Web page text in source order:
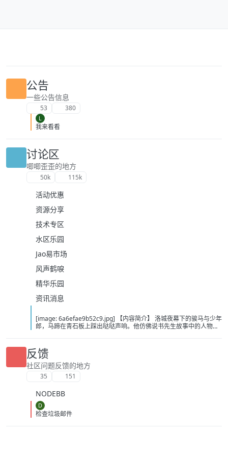
公告
一些公告信息
53 380
L
我来看看
讨论区
唧唧歪歪的地方
50k 115k
活动优惠
资源分享
技术专区
水区乐园
Jao易市场
风声鹤唳
精华乐园
资讯消息
[image: 6a6efae9b52c9.jpg] 【内容简介】 洛城夜幕下的骏马与少年
郎，马蹄在青石板上踩出哒哒声响。他仿佛说书先生故事中的人物，
的故事，待我慢慢说。 【下载地址】 百度：
https://pan.baidu.com/s/1itOGh3KBKMv6JfIHYQxwpQ?pwd=bcd2
夸克：https://pan.quark.cn/s/8375dbc46783?pwd=Tibp 移动：
https://yun.139.com/shareweb/#/w/i/2wFGUZhZz7Fr1
反馈
社区问题反馈的地方
35 151
NODEBB
D
检查垃圾邮件